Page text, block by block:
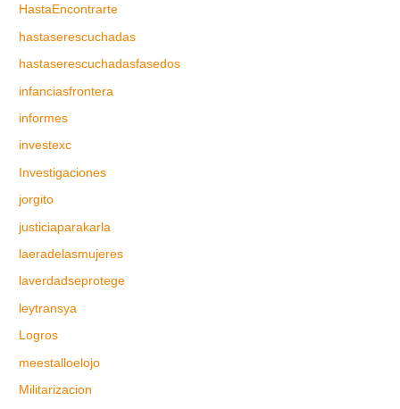
HastaEncontrarte
hastaserescuchadas
hastaserescuchadasfasedos
infanciasfrontera
informes
investexc
Investigaciones
jorgito
justiciaparakarla
laeradelasmujeres
laverdadseprotege
leytransya
Logros
meestalloelojo
Militarizacion